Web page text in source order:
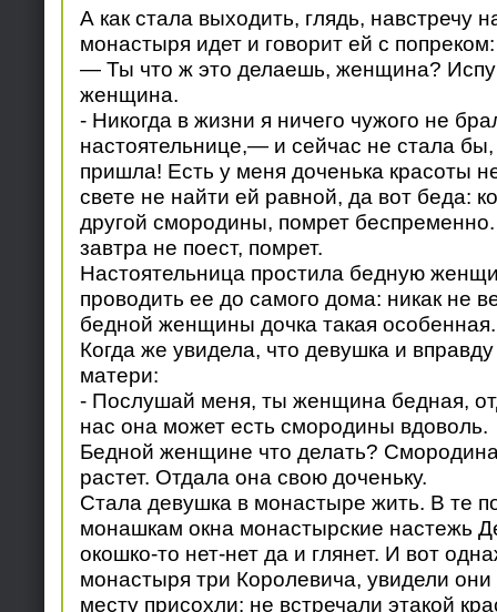
А как стала выходить, глядь, навстречу
монастыря идет и говорит ей с попреком:
— Ты что ж это делаешь, женщина?
женщина.
- Никогда в жизни я ничего чужого не
настоятельнице,— и сейчас не стала бы,
пришла! Есть у меня доченька красоты
свете не найти ей равной, да вот беда:
другой смородины, помрет
завтра не поест, помрет.
Настоятельница простила бедную
проводить ее до самого дома: никак не
бедной женщины дочка такая особенная.
Когда же увидела, что девушка и
матери:
- Послушай меня, ты женщина бедная,
нас она может есть смородины вдоволь.
Бедной женщине что делать?
растет. Отдала она свою доченьку.
Стала девушка в монастыре жить. В те
монашкам окна монастырские настежь
окошко-то нет-нет да и глянет. И вот
монастыря три Королевича, увидели они
месту присохли: не встречали этакой